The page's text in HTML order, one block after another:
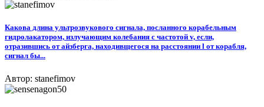
Какова длина ультрозвукового сигнала, посланного корабельным
гидролакатором, излучающим колебания с частотой v, если,
отразившись от айзберга, находивщегося на расстоянии l от корабля,
сигнал бы...
Автор: stanefimov